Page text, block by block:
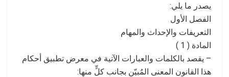
يصدر ما يلي:
الفصل الأول
التعريفات والإحداث والمهام
المادة ( 1 )
– يقصد بالكلمات والعبارات الآتية في معرض تطبيق أحكام
هذا القانون المعنى المُبيّن بجانب كلٍّ منها: